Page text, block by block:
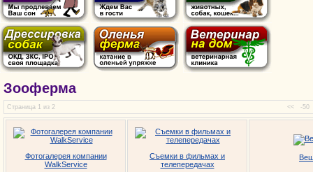
Зооферма
Страница 1 из 2 << -50
Фотогалерея компании
WalkService
Съемки в фильмах и
телепередачах